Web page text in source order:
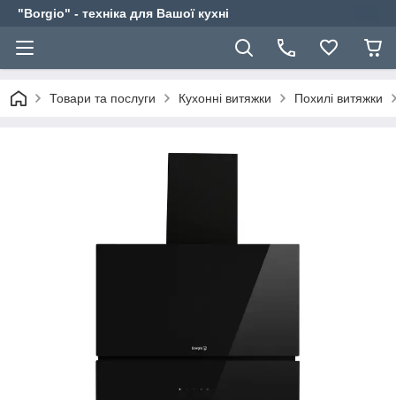
"Borgio" - техніка для Вашої кухні
Товари та послуги Кухонні витяжки Похилі витяжки